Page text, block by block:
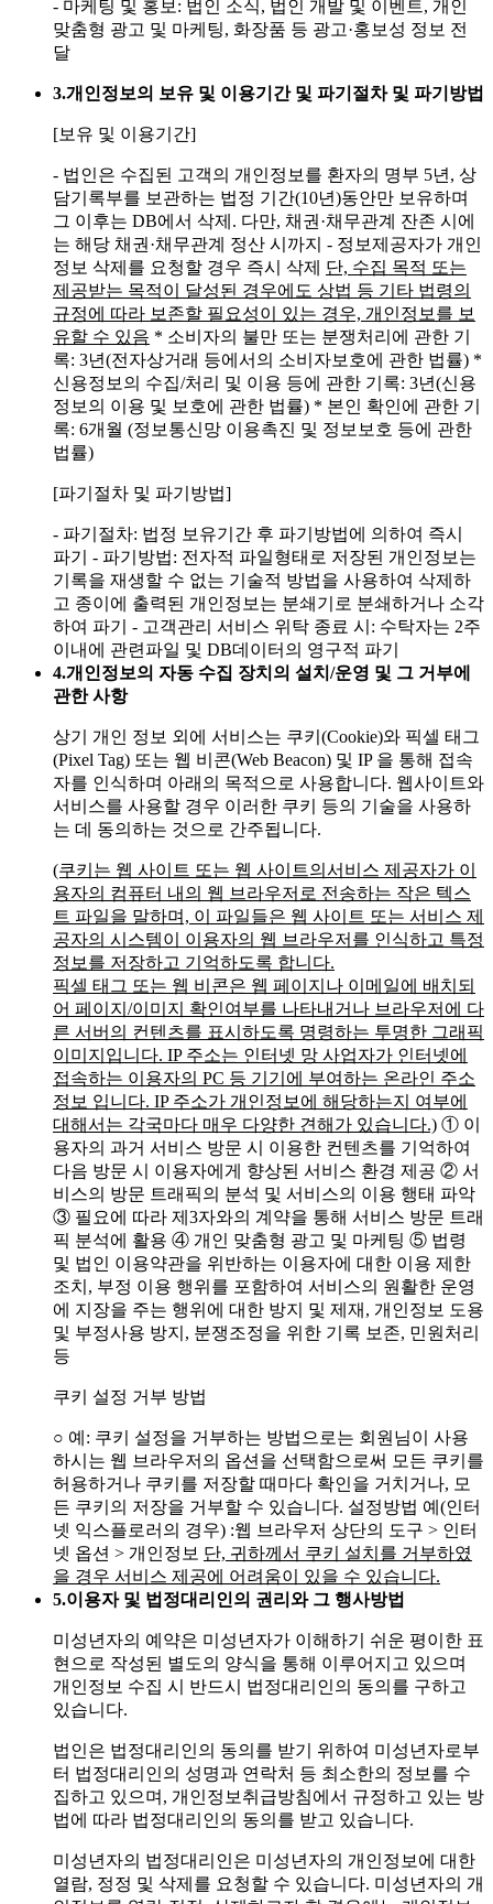
- 마케팅 및 홍보: 법인 소식, 법인 개발 및 이벤트, 개인
맞춤형 광고 및 마케팅, 화장품 등 광고·홍보성 정보 전
달
3.개인정보의 보유 및 이용기간 및 파기절차 및 파기방법
[보유 및 이용기간]
- 법인은 수집된 고객의 개인정보를 환자의 명부 5년, 상
담기록부를 보관하는 법정 기간(10년)동안만 보유하며
그 이후는 DB에서 삭제. 다만, 채권·채무관계 잔존 시에
는 해당 채권·채무관계 정산 시까지 - 정보제공자가 개인
정보 삭제를 요청할 경우 즉시 삭제 단, 수집 목적 또는
제공받는 목적이 달성된 경우에도 상법 등 기타 법령의
규정에 따라 보존할 필요성이 있는 경우, 개인정보를 보
유할 수 있음 * 소비자의 불만 또는 분쟁처리에 관한 기
록: 3년(전자상거래 등에서의 소비자보호에 관한 법률) *
신용정보의 수집/처리 및 이용 등에 관한 기록: 3년(신용
정보의 이용 및 보호에 관한 법률) * 본인 확인에 관한 기
록: 6개월 (정보통신망 이용촉진 및 정보보호 등에 관한
법률)
[파기절차 및 파기방법]
- 파기절차: 법정 보유기간 후 파기방법에 의하여 즉시
파기
- 파기방법: 전자적 파일형태로 저장된 개인정보는
기록을 재생할 수 없는 기술적 방법을 사용하여 삭제하
고 종이에 출력된 개인정보는 분쇄기로 분쇄하거나 소각
하여 파기
- 고객관리 서비스 위탁 종료 시: 수탁자는 2주
이내에 관련파일 및 DB데이터의 영구적 파기
4.개인정보의 자동 수집 장치의 설치/운영 및 그 거부에
관한 사항
상기 개인 정보 외에 서비스는 쿠키(Cookie)와 픽셀 태그
(Pixel Tag) 또는 웹 비콘(Web Beacon) 및 IP 을 통해 접속
자를 인식하며 아래의 목적으로 사용합니다. 웹사이트와
서비스를 사용할 경우 이러한 쿠키 등의 기술을 사용하
는 데 동의하는 것으로 간주됩니다.
(쿠키는 웹 사이트 또는 웹 사이트의서비스 제공자가 이
용자의 컴퓨터 내의 웹 브라우저로 전송하는 작은 텍스
트 파일을 말하며, 이 파일들은 웹 사이트 또는 서비스 제
공자의 시스템이 이용자의 웹 브라우저를 인식하고 특정
정보를 저장하고 기억하도록 합니다.
픽셀 태그 또는 웹 비콘은 웹 페이지나 이메일에 배치되
어 페이지/이미지 확인여부를 나타내거나 브라우저에 다
른 서버의 컨텐츠를 표시하도록 명령하는 투명한 그래픽
이미지입니다. IP 주소는 인터넷 망 사업자가 인터넷에
접속하는 이용자의 PC 등 기기에 부여하는 온라인 주소
정보 입니다. IP 주소가 개인정보에 해당하는지 여부에
대해서는 각국마다 매우 다양한 견해가 있습니다.) ① 이
용자의 과거 서비스 방문 시 이용한 컨텐츠를 기억하여
다음 방문 시 이용자에게 향상된 서비스 환경 제공 ② 서
비스의 방문 트래픽의 분석 및 서비스의 이용 행태 파악
③ 필요에 따라 제3자와의 계약을 통해 서비스 방문 트래
픽 분석에 활용 ④ 개인 맞춤형 광고 및 마케팅 ⑤ 법령
및 법인 이용약관을 위반하는 이용자에 대한 이용 제한
조치, 부정 이용 행위를 포함하여 서비스의 원활한 운영
에 지장을 주는 행위에 대한 방지 및 제재, 개인정보 도용
및 부정사용 방지, 분쟁조정을 위한 기록 보존, 민원처리
등
쿠키 설정 거부 방법
○ 예: 쿠키 설정을 거부하는 방법으로는 회원님이 사용
하시는 웹 브라우저의 옵션을 선택함으로써 모든 쿠키를
허용하거나 쿠키를 저장할 때마다 확인을 거치거나, 모
든 쿠키의 저장을 거부할 수 있습니다. 설정방법 예(인터
넷 익스플로러의 경우) :웹 브라우저 상단의 도구 > 인터
넷 옵션 > 개인정보 단, 귀하께서 쿠키 설치를 거부하였
을 경우 서비스 제공에 어려움이 있을 수 있습니다.
5.이용자 및 법정대리인의 권리와 그 행사방법
미성년자의 예약은 미성년자가 이해하기 쉬운 평이한 표
현으로 작성된 별도의 양식을 통해 이루어지고 있으며
개인정보 수집 시 반드시 법정대리인의 동의를 구하고
있습니다.
법인은 법정대리인의 동의를 받기 위하여 미성년자로부
터 법정대리인의 성명과 연락처 등 최소한의 정보를 수
집하고 있으며, 개인정보취급방침에서 규정하고 있는 방
법에 따라 법정대리인의 동의를 받고 있습니다.
미성년자의 법정대리인은 미성년자의 개인정보에 대한
열람, 정정 및 삭제를 요청할 수 있습니다. 미성년자의 개